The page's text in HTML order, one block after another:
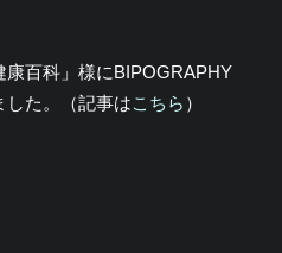
百科」様にBIPOGRAPHY
した。（記事はこちら ）